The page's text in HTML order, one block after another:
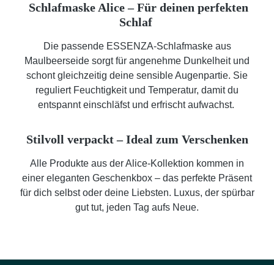
Schlafmaske Alice – Für deinen perfekten
Schlaf
Die passende ESSENZA-Schlafmaske aus
Maulbeerseide sorgt für angenehme Dunkelheit und
schont gleichzeitig deine sensible Augenpartie. Sie
reguliert Feuchtigkeit und Temperatur, damit du
entspannt einschläfst und erfrischt aufwachst.
Stilvoll verpackt – Ideal zum Verschenken
Alle Produkte aus der Alice-Kollektion kommen in
einer eleganten Geschenkbox – das perfekte Präsent
für dich selbst oder deine Liebsten. Luxus, der spürbar
gut tut, jeden Tag aufs Neue.